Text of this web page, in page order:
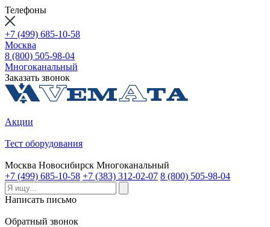
Телефоны
+7 (499) 685-10-58
Москва
8 (800) 505-98-04
Многоканальный
Заказать звонок
Акции
Тест оборудования
Москва Новосибирск Многоканальный
+7 (499) 685-10-58 +7 (383) 312-02-07 8 (800) 505-98-04
Написать письмо
Обратный звонок